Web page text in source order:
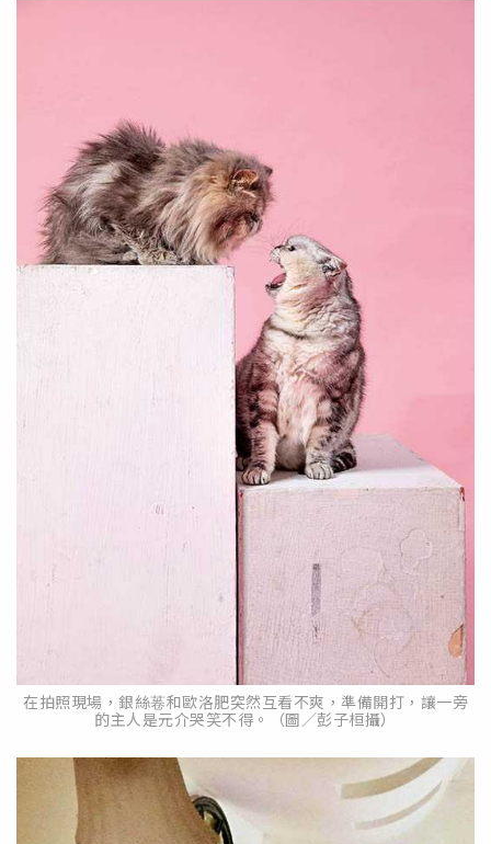
在拍照現場，銀絲菤和歐洛肥突然互看不爽，準備開打，讓一旁
的主人是元介哭笑不得。（圖／彭子桓攝）